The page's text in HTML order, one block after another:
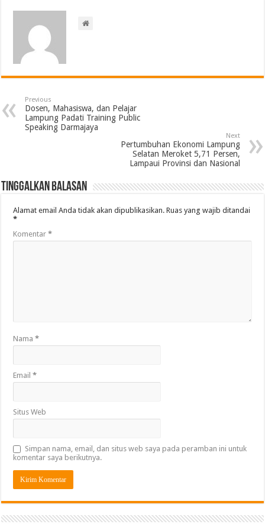
Previous
Dosen, Mahasiswa, dan Pelajar
Lampung Padati Training Public
Speaking Darmajaya
Next
Pertumbuhan Ekonomi Lampung
Selatan Meroket 5,71 Persen,
Lampaui Provinsi dan Nasional
Tinggalkan Balasan
Alamat email Anda tidak akan dipublikasikan. Ruas yang wajib ditandai
*
Komentar*
Nama*
Email*
Situs Web
Simpan nama, email, dan situs web saya pada peramban ini untuk
komentar saya berikutnya.